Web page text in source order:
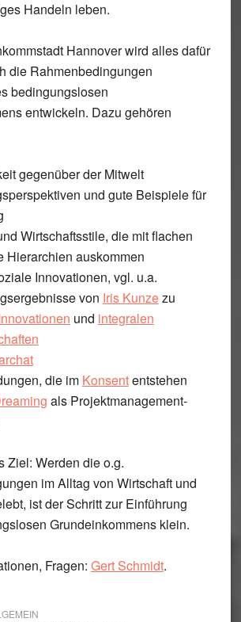
Handeln leben.
Hannover wird alles dafür
die Rahmenbedingungen
bedingungslosen
entwickeln. Dazu gehören
gegenüber der Mitwelt
und gute Beispiele für
Wirtschaftsstile, die mit flachen
Hierarchien auskommen
Innovationen, vgl. u.a.
von Iris Kunzezu
und integralen
die im Konsententstehen
als Projektmanagement-
Ziel: Werden die o.g.
im Alltag von Wirtschaft und
ist der Schritt zur Einführung
Grundeinkommens klein.
Fragen: Gert Schmidt.